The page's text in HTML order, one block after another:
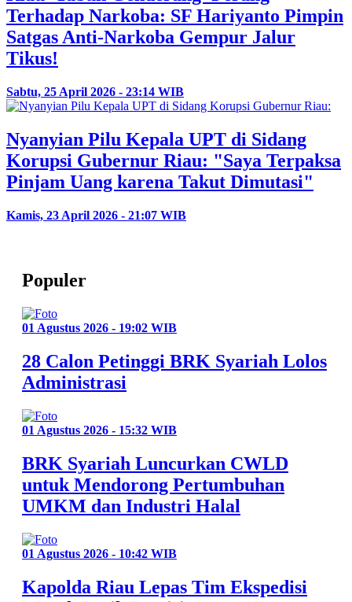
Terhadap Narkoba: SF Hariyanto Pimpin
Satgas Anti-Narkoba Gempur Jalur
Tikus!
Sabtu, 25 April 2026 - 23:14 WIB
Nyanyian Pilu Kepala UPT di Sidang
Korupsi Gubernur Riau: "Saya Terpaksa
Pinjam Uang karena Takut Dimutasi"
Kamis, 23 April 2026 - 21:07 WIB
Populer
01 Agustus 2026 - 19:02 WIB
28 Calon Petinggi BRK Syariah Lolos
Administrasi
01 Agustus 2026 - 15:32 WIB
BRK Syariah Luncurkan CWLD
untuk Mendorong Pertumbuhan
UMKM dan Industri Halal
01 Agustus 2026 - 10:42 WIB
Kapolda Riau Lepas Tim Ekspedisi